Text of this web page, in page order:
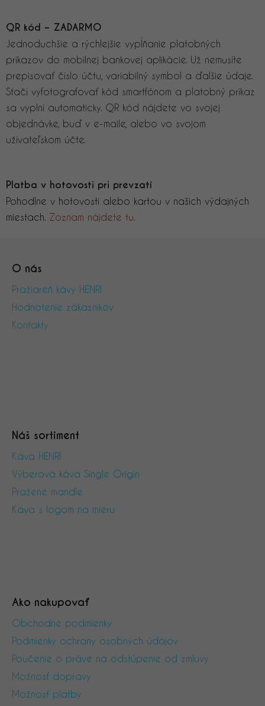
QR kód – ZADARMO
Jednoduchšie a rýchlejšie vypĺňanie platobných
príkazov do mobilnej bankovej aplikácie. Už nemusíte
prepisovať číslo účtu, variabilný symbol a ďalšie údaje.
Stačí vyfotografovať kód smartfónom a platobný príkaz
sa vyplní automaticky. QR kód nájdete vo svojej
objednávke, buď v e-maile, alebo vo svojom
užívateľskom účte.
Platba v hotovosti pri prevzatí
Pohodlne v hotovosti alebo kartou v našich výdajných
miestach. Zoznam nájdete tu.
O nás
Pražiareň kávy HENRI
Hodnotenie zákazníkov
Kontakty
Náš sortiment
Káva HENRI
Výberová káva Single Origin
Pražené mandle
Káva s logom na mieru
Ako nakupovať
Obchodné podmienky
Podmienky ochrany osobných údajov
Poučenie o práve na odstúpenie od zmluvy
Možnosť dopravy
Možnosť platby